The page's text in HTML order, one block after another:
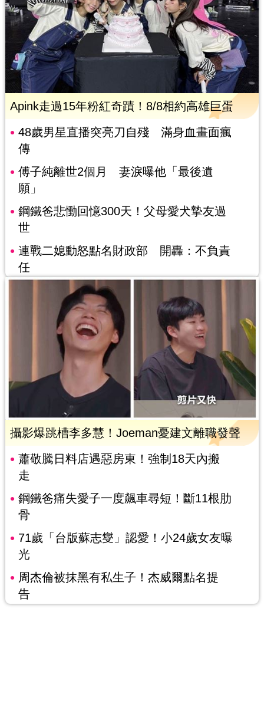
Apink走過15年粉紅奇蹟！8/8相約高雄巨蛋
48歲男星直播突亮刀自殘 滿身血畫面瘋
傳
傅子純離世2個月 妻淚曝他「最後遺
願」
鋼鐵爸悲慟回憶300天！父母愛犬摯友過
世
連戰二媳動怒點名財政部 開轟：不負責
任
攝影爆跳槽李多慧！Joeman憂建文離職發聲
蕭敬騰日料店遇惡房東！強制18天內搬
走
鋼鐵爸痛失愛子一度飆車尋短！斷11根肋
骨
71歲「台版蘇志燮」認愛！小24歲女友曝
光
周杰倫被抹黑有私生子！杰威爾點名提
告